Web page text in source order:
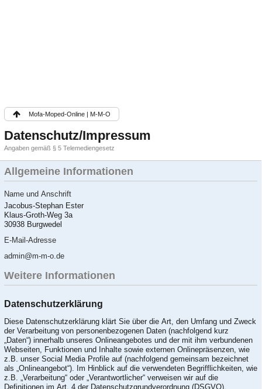
Mofa-Moped-Online | M-M-O
Datenschutz/Impressum
Angaben gemäß § 5 Telemediengesetz
Allgemeine Informationen
Name und Anschrift
Jacobus-Stephan Ester
Klaus-Groth-Weg 3a
30938 Burgwedel
E-Mail-Adresse
admin@m-m-o.de
Weitere Informationen
Datenschutzerklärung
Diese Datenschutzerklärung klärt Sie über die Art, den Umfang und Zweck
der Verarbeitung von personenbezogenen Daten (nachfolgend kurz
„Daten“) innerhalb unseres Onlineangebotes und der mit ihm verbundenen
Webseiten, Funktionen und Inhalte sowie externen Onlinepräsenzen, wie
z.B. unser Social Media Profile auf (nachfolgend gemeinsam bezeichnet
als „Onlineangebot“). Im Hinblick auf die verwendeten Begrifflichkeiten, wie
z.B. „Verarbeitung“ oder „Verantwortlicher“ verweisen wir auf die
Definitionen im Art. 4 der Datenschutzgrundverordnung (DSGVO).